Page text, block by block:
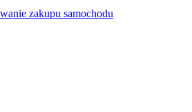
zakupu samochodu